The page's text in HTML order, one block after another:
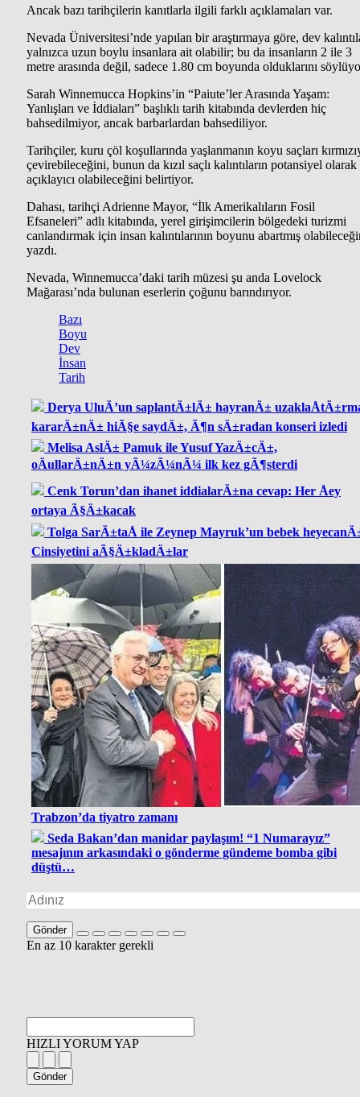
Ancak bazı tarihçilerin kanıtlarla ilgili farklı açıklamaları var.
Nevada Üniversitesi’nde yapılan bir araştırmaya göre, dev
yalnızca uzun boylu insanlara ait olabilir; bu da insanların 2 ile 3
metre arasında değil, sadece 1.80 cm boyunda olduklarını
Sarah Winnemucca Hopkins’in “Paiute’ler Arasında Yaşam:
Yanlışları ve İddiaları” başlıklı tarih kitabında devlerden hiç
bahsedilmiyor, ancak barbarlardan bahsediliyor.
Tarihçiler, kuru çöl koşullarında yaşlanmanın koyu saçları
çevirebileceğini, bunun da kızıl saçlı kalıntıların potansiyel olarak
açıklayıcı olabileceğini belirtiyor.
Dahası, tarihçi Adrienne Mayor, “İlk Amerikalıların Fosil
Efsaneleri” adlı kitabında, yerel girişimcilerin bölgedeki turizmi
canlandırmak için insan kalıntılarının boyunu abartmış
yazdı.
Nevada, Winnemucca’daki tarih müzesi şu anda Lovelock
Mağarası’nda bulunan eserlerin çoğunu barındırıyor.
Bazı
Boyu
Dev
İnsan
Tarih
Derya UluÄ’un saplantÄ±lÄ± hayranÄ±
kararÄ±nÄ± hiÃ§e saydÄ±, Ã¶n sÄ±radan konseri izledi
Melisa AslÄ± Pamuk ile Yusuf YazÄ±cÄ±,
oÄullarÄ±nÄ±n yÃ¼zÃ¼nÃ¼ ilk kez gÃ¶sterdi
Cenk Torun’dan ihanet iddialarÄ±na cevap: Her Åey
ortaya Ã§Ä±kacak
Tolga SarÄ±taÅ ile Zeynep Mayruk’un bebek
Cinsiyetini aÃ§Ä±kladÄ±lar
Trabzon’da tiyatro zamanı
Seda Bakan’dan manidar paylaşım! “1 Numarayız”
mesajının arkasındaki o gönderme gündeme bomba gibi
düştü…
Gönder
En az 10 karakter gerekli
HIZLI YORUM YAP
Gönder